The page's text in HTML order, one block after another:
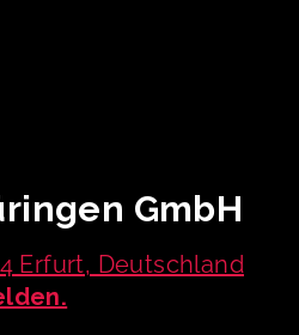
GmbH
Erfurt, Deutschland